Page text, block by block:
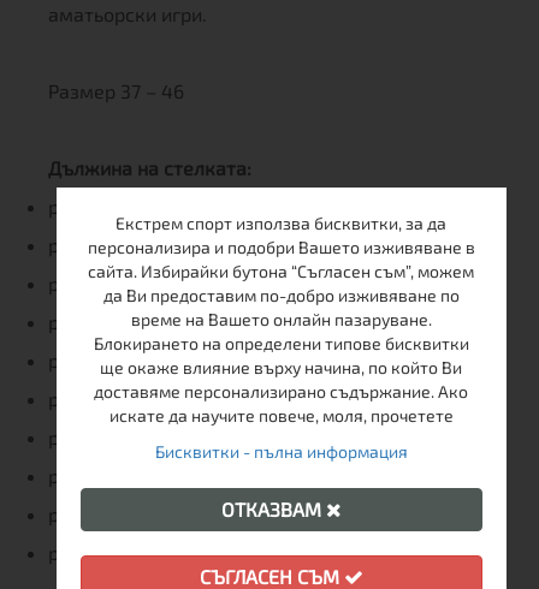
аматьорски игри.
Размер 37 – 46
Дължина на стелката:
размер: 37 - 23,6 см
размер: 38 - 24,1 см
размер: 39 - 24,6 см
размер: 40 - 25,1 см
размер: 41 - 25,8 см
размер: 42 - 26,3 см
размер: 43 - 27,0 см
размер: 44 - 27,6 см
размер: 45 - 28,1 см
размер: 46 - 28,5 см
Екстрем спорт използва бисквитки, за да
персонализира и подобри Вашето изживяване в
сайта. Избирайки бутона “Съгласен съм”, можем
да Ви предоставим по-добро изживяване по
време на Вашето онлайн пазаруване.
Блокирането на определени типове бисквитки
ще окаже влияние върху начина, по който Ви
доставяме персонализирано съдържание. Ако
искате да научите повече, моля, прочетете
Бисквитки - пълна информация
ОТКАЗВАМ
СЪГЛАСЕН СЪМ